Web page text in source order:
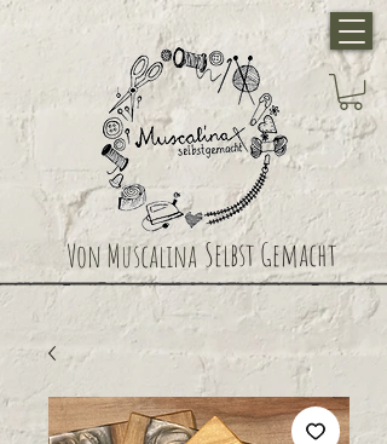
Von Muscalina Selbst Gemacht